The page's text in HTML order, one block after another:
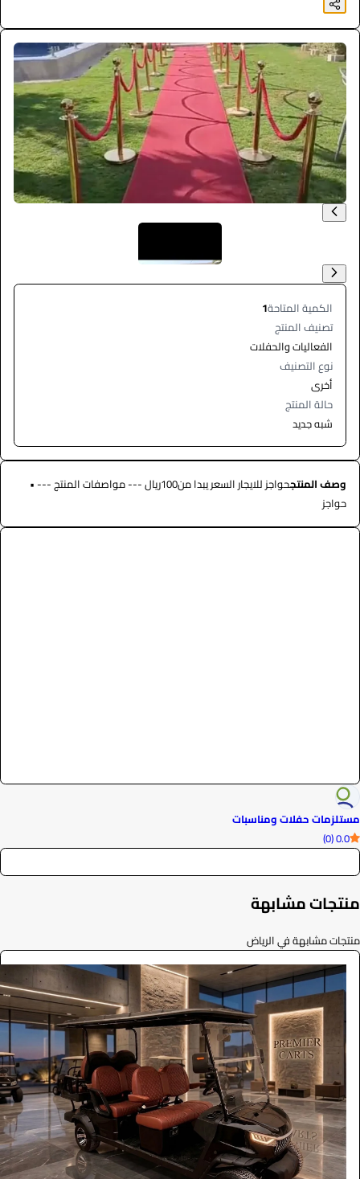
الكمية المتاحة1
تصنيف المنتج
الفعاليات والحفلات
نوع التصنيف
أخرى
حالة المنتج
شبه جديد
وصف المنتج
حواجز للايجار السعر يبدا من100ريال --- مواصفات المنتج --- •
حواجز
مستلزمات حفلات ومناسبات
0.0 (0)
منتجات مشابهة
منتجات مشابهة في الرياض
ايجار قولف كار فاخرة 2026
الفعاليات والحفلات
0
/ اليوم
الرياض
Premier carts
0.0 (0)